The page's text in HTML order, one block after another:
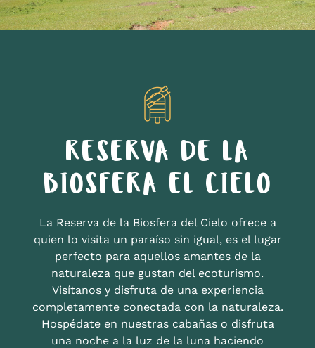
RESERVA DE LA
BIOSFERA EL CIELO
La Reserva de la Biosfera del Cielo ofrece a
quien lo visita un paraíso sin igual, es el lugar
perfecto para aquellos amantes de la
naturaleza que gustan del ecoturismo.
Visítanos y disfruta de una experiencia
completamente conectada con la naturaleza.
Hospédate en nuestras cabañas o disfruta
una noche a la luz de la luna haciendo